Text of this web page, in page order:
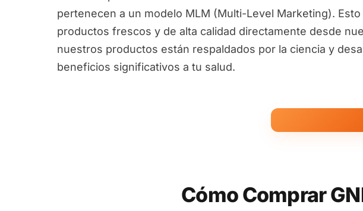
pertenecen a un modelo MLM (Multi-Level Marketing).
productos frescos y de alta calidad directamente desde
nuestros productos están respaldados por la ciencia y
beneficios significativos a tu salud.
Cómo Comprar